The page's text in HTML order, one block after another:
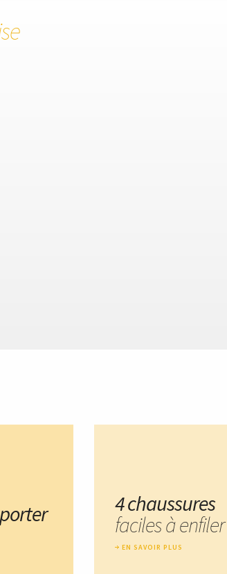
4 chaussures
faciles à enfiler
EN SAVOIR PLUS